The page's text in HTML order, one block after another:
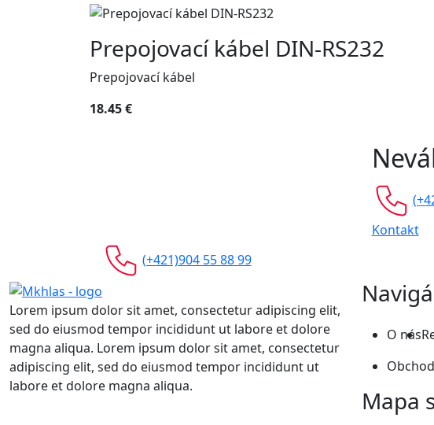
Prepojovací kábel DIN-RS232
Prepojovací kábel
18.45 €
Kontakt
(+421)904 55 88 99
Lorem ipsum dolor sit amet, consectetur adipiscing elit,
sed do eiusmod tempor incididunt ut labore et dolore
magna aliqua. Lorem ipsum dolor sit amet, consectetur
adipiscing elit, sed do eiusmod tempor incididunt ut
labore et dolore magna aliqua.
O nás
Mapa